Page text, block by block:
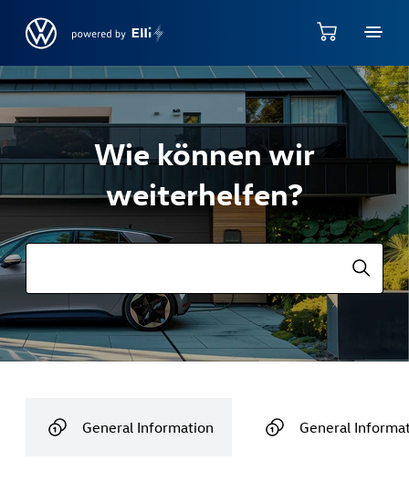
Wie können wir
weiterhelfen?
General Information General